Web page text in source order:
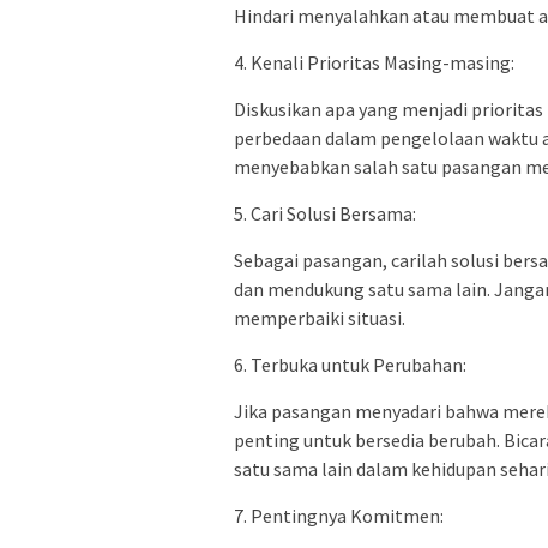
Hindari menyalahkan atau membuat
4. Kenali Prioritas Masing-masing:
Diskusikan apa yang menjadi
perbedaan dalam pengelolaan
menyebabkan salah satu pasangan
5. Cari Solusi Bersama:
Sebagai pasangan, carilah solusi
dan mendukung satu sama lain.
memperbaiki situasi.
6. Terbuka untuk Perubahan:
Jika pasangan menyadari bahwa
penting untuk bersedia berubah.
satu sama lain dalam kehidupan
7. Pentingnya Komitmen: